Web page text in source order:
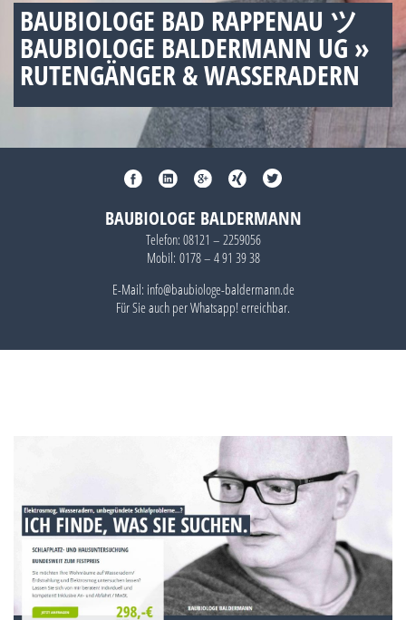
BAUBIOLOGE BAD RAPPENAU ツ
BAUBIOLOGE BALDERMANN UG »
RUTENGÄNGER & WASSERADERN
BAUBIOLOGE BALDERMANN
Telefon: 08121 – 2259056
Mobil: 0178 – 4 91 39 38
E-Mail: info@baubiologe-baldermann.de
Für Sie auch perWhatsapp!erreichbar.